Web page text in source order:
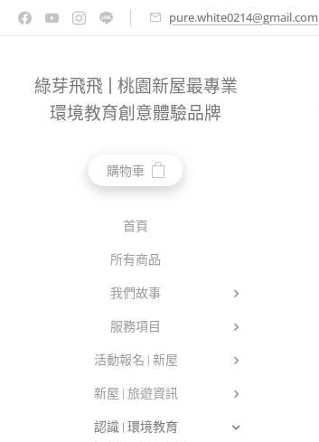
pure.white0214@gmail.com
綠芽飛飛 | 桃園新屋最專業
環境教育創意體驗品牌
購物車
首頁
所有商品
我們故事
服務項目
活動報名 | 新屋
新屋 | 旅遊資訊
認識 | 環境教育